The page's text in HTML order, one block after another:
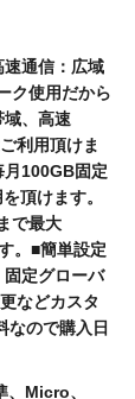
通信：広域
ク使用だから
域、高速
利用頂けま
100GB固定
頂けます。
で最大
。■簡単設定
定グローバ
などカスタ
なので購入日
Micro、